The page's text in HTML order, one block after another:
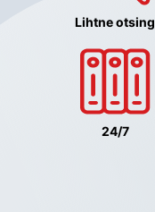
Lihtne otsing
24/7